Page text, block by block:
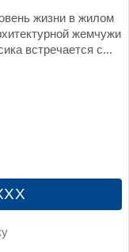
жизни в жилом
жемчужи
встречается с...